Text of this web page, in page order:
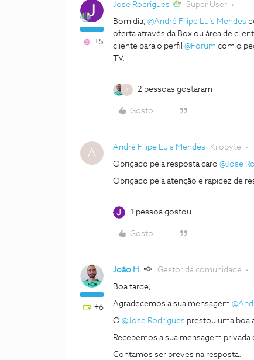
+5
Jose Rodrigues Super User
Bom dia, @André Filipe Luís Mendes
oferta através da Box ou área de
cliente para o perfil @Fórum com o
TV.
A 2 pessoas gostaram
Gosto
A André Filipe Luís Mendes Kilobyte
Obrigado pela resposta caro @Jose
Obrigado pela atenção e rapidez de
1 pessoa gostou
Gosto
+6
João H. Gestor da comunidade
Boa tarde,
Agradecemos a sua mensagem
O @Jose Rodrigues prestou uma boa
Recebemos a sua mensagem
Contamos ser breves na resposta.